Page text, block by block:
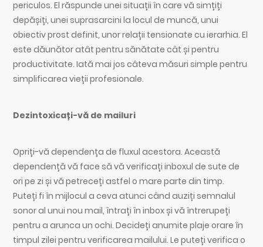
periculos. El răspunde unei situații în care vă simțiți
depășiți, unei suprasarcini la locul de muncă, unui
obiectiv prost definit, unor relații tensionate cu ierarhia. El
este dăunător atât pentru sănătate cât și pentru
productivitate. Iată mai jos câteva măsuri simple pentru
simplificarea vieții profesionale.
Dezintoxicați-vă de mailuri
Opriți-vă dependența de fluxul acestora. Această
dependență vă face să vă verificați inboxul de sute de
ori pe zi și vă petreceți astfel o mare parte din timp.
Puteți fi în mijlocul a ceva atunci când auziți semnalul
sonor al unui nou mail, întrați în inbox și vă întrerupeți
pentru a arunca un ochi. Decideți anumite plaje orare în
timpul zilei pentru verificarea mailului. Le puteți verifica o